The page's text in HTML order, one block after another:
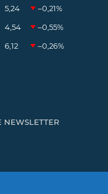
5,24 –0,21%
4,54 –0,55%
6,12 –0,26%
NEWSLETTER